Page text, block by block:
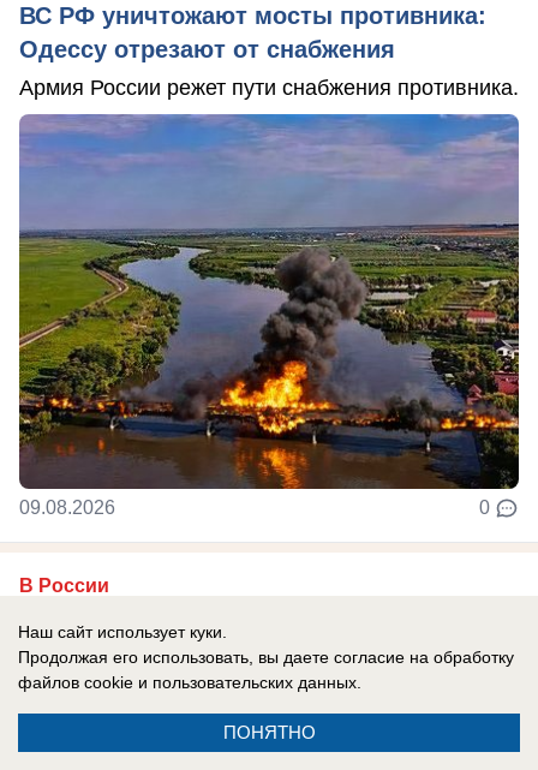
ВС РФ уничтожают мосты противника:
Одессу отрезают от снабжения
Армия России режет пути снабжения противника.
09.08.2026 0
В России
украинские корабли и порты
Армия России продолжает наносить системные
удары по портам Одессы.
Наш сайт использует куки.
Продолжая его использовать, вы даете согласие на обработку
файлов cookie и пользовательских данных.
ПОНЯТНО